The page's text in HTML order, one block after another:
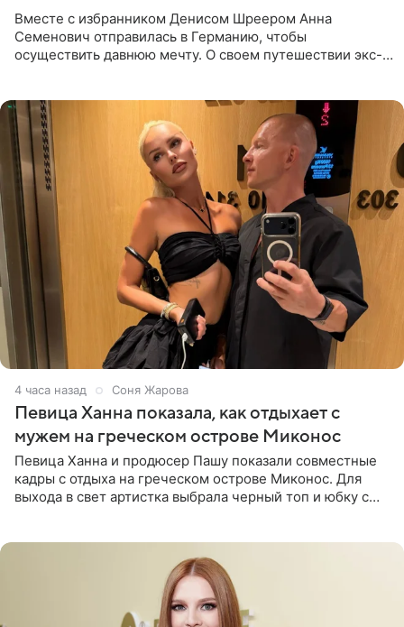
Вместе с избранником Денисом Шреером Анна
Семенович отправилась в Германию, чтобы
осуществить давнюю мечту. О своем путешествии экс-
4 часа назад Соня Жарова
Певица Ханна показала, как отдыхает с
мужем на греческом острове Миконос
Певица Ханна и продюсер Пашу показали совместные
кадры с отдыха на греческом острове Миконос. Для
выхода в свет артистка выбрала черный топ и юбку с